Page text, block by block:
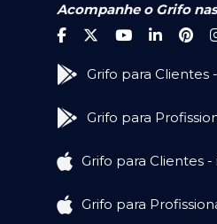
Acompanhe o Grifo
Grifo para Clientes
Grifo para
Grifo para Clientes -
Grifo para